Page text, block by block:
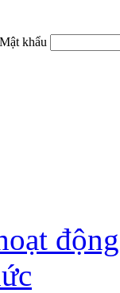
Mật khẩu
động